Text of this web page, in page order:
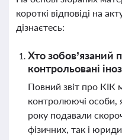
короткі відповіді на
дізнаєтесь:
Хто зобов’язаний
контрольовані
Повний звіт про КІК
контролюючі особи,
року подавали
фізичних, так і